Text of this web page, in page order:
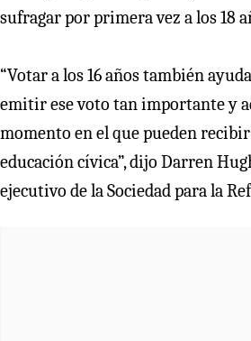
sufragar por primera vez a los 18
“Votar a los 16 años también
emitir ese voto tan importante y
momento en el que pueden
educación cívica”, dijo Darren
ejecutivo de la Sociedad para la